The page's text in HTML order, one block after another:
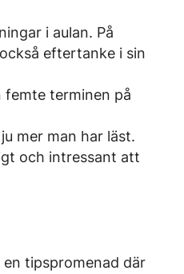
i aulan. På
eftertanke i sin
femte terminen på
mer man har läst.
och intressant att
tipspromenad där